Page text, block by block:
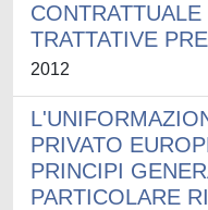
TRATTATIVE
2012
PRIVATO
PRINCIPI
PARTICOLARE